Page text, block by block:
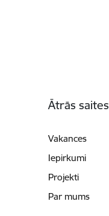
Ātrās saites
Vakances
Iepirkumi
Projekti
Par mums